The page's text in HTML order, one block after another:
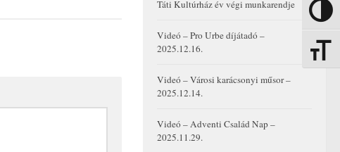
Nagy
Táti Kultúrház év végi munkarendje
Videó – Pro Urbe díjátadó –
2025.12.16.
Videó – Városi karácsonyi műsor –
2025.12.14.
Videó – Adventi Család Nap –
2025.11.29.